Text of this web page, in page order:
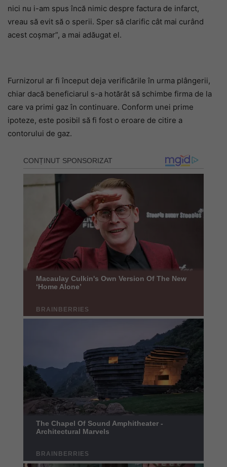
nici nu i-am spus încă nimic despre factura de infarct,
vreau să evit să o sperii. Sper să clarific cât mai curând
acest coșmar”, a mai adăugat el.
Furnizorul ar fi început deja verificările în urma plângerii,
chiar dacă beneficiarul s-a hotărât să schimbe firma de la
care va primi gaz în continuare. Conform unei prime
ipoteze, este posibil să fi fost o eroare de citire a
contorului de gaz.